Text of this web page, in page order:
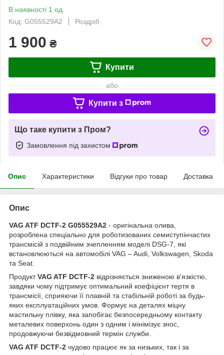
В наявності 1 од.
Код: G055529A2
Роздріб
1 900 ₴
Купити
або
Купити з
Що таке купити з Пром?
Замовлення під захистом
Опис Характеристики Відгуки про товар Доставка
Опис
VAG ATF DCTF-2 G055529A2 - оригінальна олива,
розроблена спеціально для роботизованих семиступінчастих
трансмісій з подвійним зчепленням моделі DSG-7, які
встановлюються на автомобілі VAG – Audi, Volkswagen, Skoda
та Seat.
ПродуктVAG ATF DCTF-2 відрізняється зниженою в'язкістю,
завдяки чому підтримує оптимальний коефіцієнт тертя в
трансмісії, сприяючи її плавній та стабільній роботі за будь-
яких експлуатаційних умов. Формує на деталях міцну
мастильну плівку, яка запобігає безпосередньому контакту
металевих поверхонь один з одним і мінімізує знос,
продовжуючи безвідмовний термін служби.
VAG ATF DCTF-2 чудово працює як за низьких, так і за